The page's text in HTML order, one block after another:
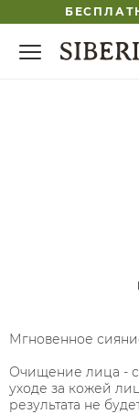
Мгновенное
Очищение лица -
уходе за кожей
результата не будет